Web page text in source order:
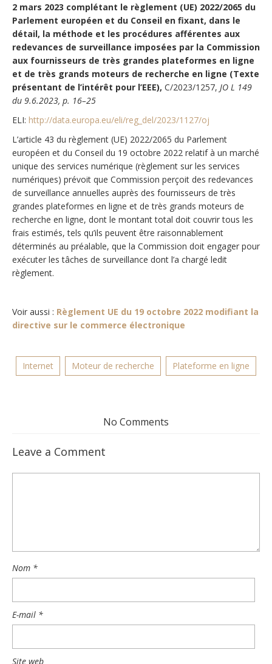
2 mars 2023 complétant le règlement (UE) 2022/2065 du
Parlement européen et du Conseil en fixant, dans le
détail, la méthode et les procédures afférentes aux
redevances de surveillance imposées par la Commission
aux fournisseurs de très grandes plateformes en ligne
et de très grands moteurs de recherche en ligne (Texte
présentant de l’intérêt pour l’EEE), C/2023/1257, JO L 149
du 9.6.2023, p. 16–25
ELI: http://data.europa.eu/eli/reg_del/2023/1127/oj
L’article 43 du règlement (UE) 2022/2065 du Parlement
européen et du Conseil du 19 octobre 2022 relatif à un marché
unique des services numérique (règlement sur les services
numériques) prévoit que Commission perçoit des redevances
de surveillance annuelles auprès des fournisseurs de très
grandes plateformes en ligne et de très grands moteurs de
recherche en ligne, dont le montant total doit couvrir tous les
frais estimés, tels qu’ils peuvent être raisonnablement
déterminés au préalable, que la Commission doit engager pour
exécuter les tâches de surveillance dont l’a chargé ledit
règlement.
Voir aussi : Règlement UE du 19 octobre 2022 modifiant la
directive sur le commerce électronique
Internet Moteur de recherche Plateforme en ligne
No Comments
Leave a Comment
Nom *
E-mail *
Site web